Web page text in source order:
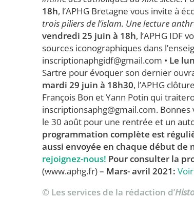
18h, l’APHG Bretagne vous invite à
trois piliers de l’islam. Une lecture
vendredi 25 juin à 18h, l’APHG IDF
sources iconographiques dans
inscriptionaphgidf@gmail.com • Le
Sartre pour évoquer son dernier
mardi 29 juin à 18h30, l’APHG
François Bon et Yann Potin qui
inscriptionsaphg@gmail.com.
le 30 août pour une rentrée et un
programmation complète est
aussi envoyée en chaque début de
rejoignez-nous! Pour consulter la
(www.aphg.fr)– Mars- avril 2021:
© Les services de la rédaction d’